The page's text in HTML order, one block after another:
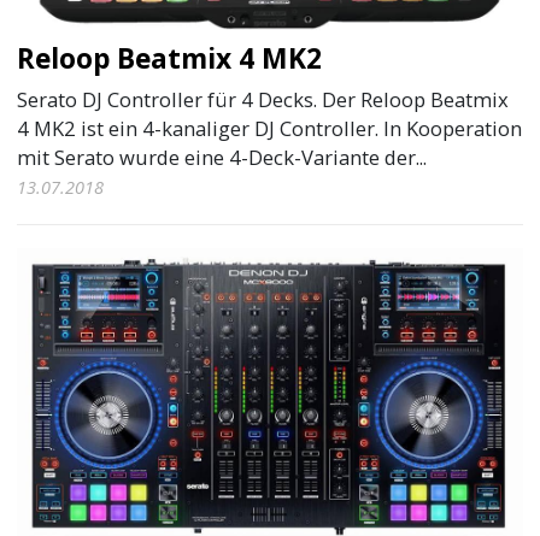
Reloop Beatmix 4 MK2
Serato DJ Controller für 4 Decks. Der Reloop Beatmix
4 MK2 ist ein 4-kanaliger DJ Controller. In Kooperation
mit Serato wurde eine 4-Deck-Variante der...
13.07.2018